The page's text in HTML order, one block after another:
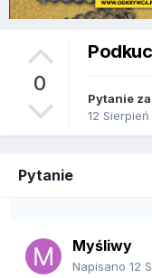
0
Pytanie
12
Pytanie
Myśliwy
Napisano 12